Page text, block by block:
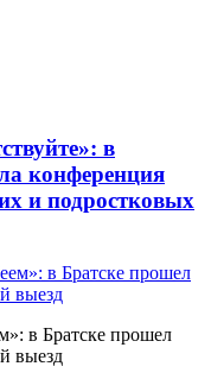
в
конференция
и подростковых
в Братске прошел
выезд